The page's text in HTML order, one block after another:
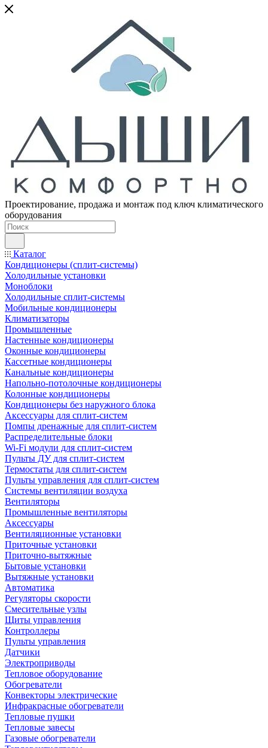
Проектирование, продажа и монтаж под ключ климатического
оборудования
Каталог
Кондиционеры (сплит-системы)
Холодильные установки
Моноблоки
Холодильные сплит-системы
Мобильные кондиционеры
Климатизаторы
Промышленные
Настенные кондиционеры
Оконные кондиционеры
Кассетные кондиционеры
Канальные кондиционеры
Напольно-потолочные кондиционеры
Колонные кондиционеры
Кондиционеры без наружного блока
Аксессуары для сплит-систем
Помпы дренажные для сплит-систем
Распределительные блоки
Wi-Fi модули для сплит-систем
Пульты ДУ для сплит-систем
Термостаты для сплит-систем
Пульты управления для сплит-систем
Системы вентиляции воздуха
Вентиляторы
Промышленные вентиляторы
Аксессуары
Вентиляционные установки
Приточные установки
Приточно-вытяжные
Бытовые установки
Вытяжные установки
Автоматика
Регуляторы скорости
Смесительные узлы
Щиты управления
Контроллеры
Пульты управления
Датчики
Электроприводы
Тепловое оборудование
Обогреватели
Конвекторы электрические
Инфракрасные обогреватели
Тепловые пушки
Тепловые завесы
Газовые обогреватели